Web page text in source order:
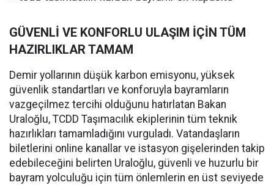
GÜVENLİ VE KONFORLU ULAŞIM İÇİN TÜM
HAZIRLIKLAR TAMAM
Demir yollarının düşük karbon emisyonu, yüksek
güvenlik standartları ve konforuyla bayramların
vazgeçilmez tercihi olduğunu hatırlatan Bakan
Uraloğlu, TCDD Taşımacılık ekiplerinin tüm teknik
hazırlıkları tamamladığını vurguladı. Vatandaşların
biletlerini online kanallar ve istasyon gişelerinden takip
edebileceğini belirten Uraloğlu, güvenli ve huzurlu bir
bayram yolculuğu için tüm önlemlerin en üst seviyede